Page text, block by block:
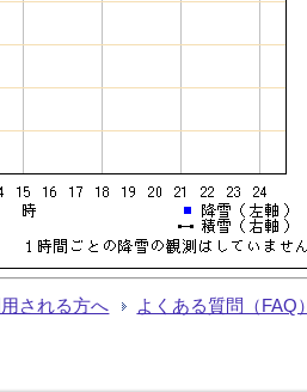
される方へ よくある質問（FAQ）